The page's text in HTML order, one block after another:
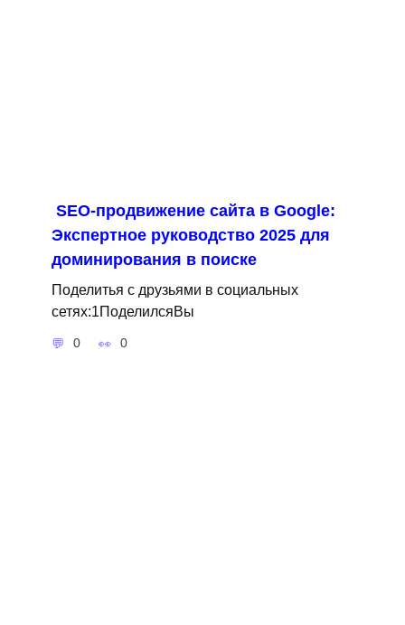
SEO-продвижение сайта в Google:
Экспертное руководство 2025 для
доминирования в поиске
Поделитья с друзьями в социальных
сетях:1ПоделилсяВы
0 0